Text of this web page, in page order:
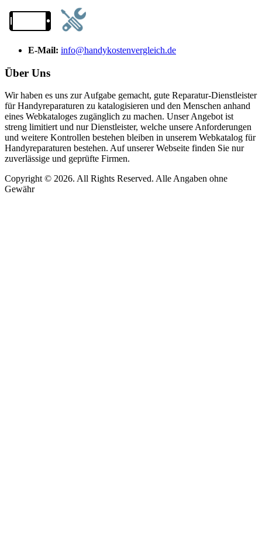
E-Mail: info@handykostenvergleich.de
Über Uns
Wir haben es uns zur Aufgabe gemacht, gute Reparatur-Dienstleister
für Handyreparaturen zu katalogisieren und den Menschen anhand
eines Webkataloges zugänglich zu machen. Unser Angebot ist
streng limitiert und nur Dienstleister, welche unsere Anforderungen
und weitere Kontrollen bestehen bleiben in unserem Webkatalog für
Handyreparaturen bestehen. Auf unserer Webseite finden Sie nur
zuverlässige und geprüfte Firmen.
Copyright © 2026. All Rights Reserved. Alle Angaben ohne
Gewähr